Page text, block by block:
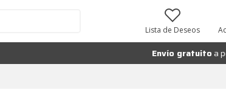
Lista de Deseos
Envío gratuito a